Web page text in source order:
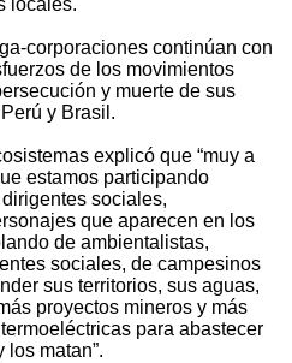
locales.
corporaciones continúan con
de los movimientos
y muerte de sus
y Brasil.
explicó que “muy a
estamos participando
sociales,
que aparecen en los
de ambientalistas,
sociales, de campesinos
sus territorios, sus aguas,
proyectos mineros y más
para abastecer
los matan”.